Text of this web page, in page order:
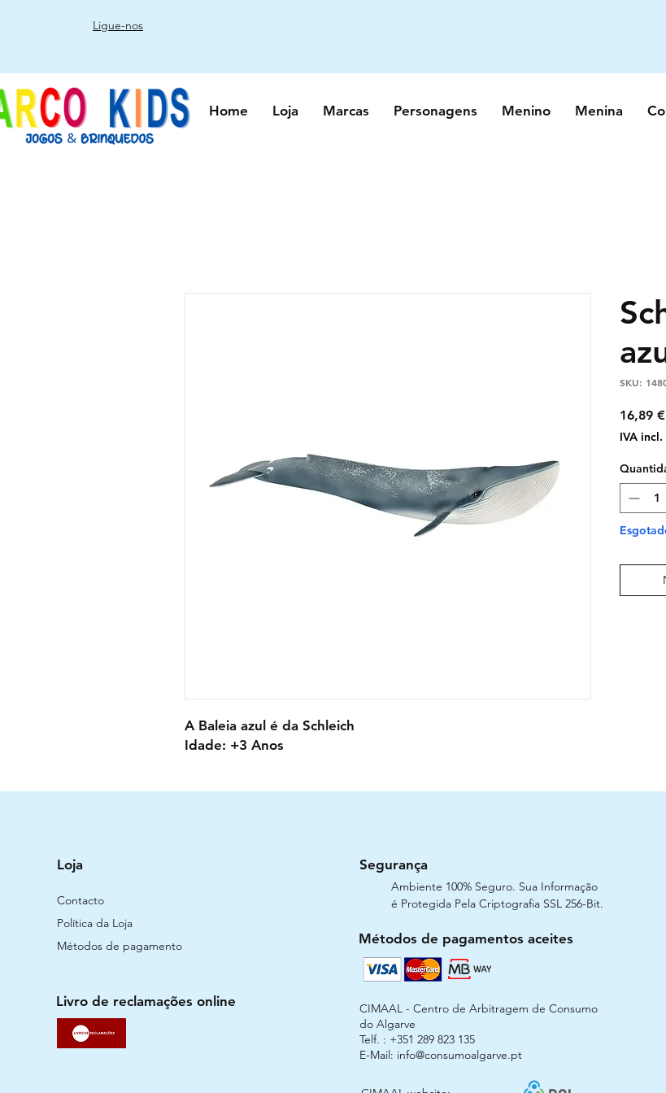
Ligue-nos
Home Loja Marcas Personagens Menino Menina
A Baleia azul é da Schleich
Idade: +3 Anos
SKU:
16,89 €
IVA incl.
Loja
Contacto
Política da Loja
Métodos de pagamento
Livro de reclamações online
Segurança
Ambiente 100% Seguro. Sua Informação
é Protegida Pela Criptografia SSL 256-Bit.
Métodos de pagamentos aceites
CIMAAL - Centro de Arbitragem de Consumo
do Algarve
Telf. : +351 289 823 135
E-Mail: info@consumoalgarve.pt